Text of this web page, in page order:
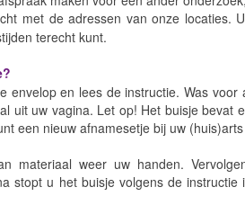
met de adressen van onze locaties.
terecht kunt.
envelop en lees de instructie. Was
uit uw vagina. Let op! Het buisje
een nieuw afnamesetje bij uw
materiaal weer uw handen.
stopt u het buisje volgens de